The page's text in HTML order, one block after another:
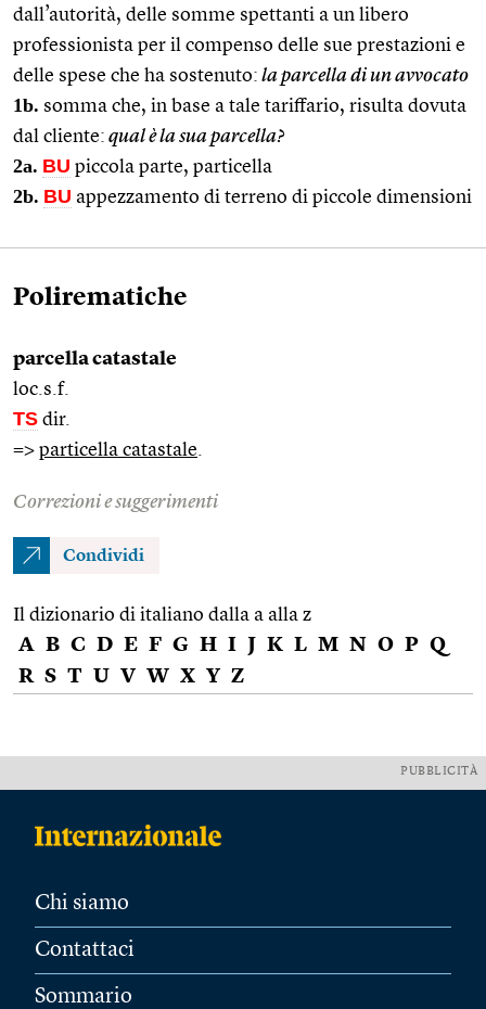
dall’autorità, delle somme spettanti a un libero
professionista per il compenso delle sue prestazioni e
delle spese che ha sostenuto: la parcella di un avvocato
1b. somma che, in base a tale tariffario, risulta dovuta
dal cliente: qual è la sua parcella?
2a. BU piccola parte, particella
2b. BU appezzamento di terreno di piccole dimensioni
Polirematiche
parcella catastale
loc.s.f.
TS dir.
=> particella catastale
Correzioni e suggerimenti
Condividi
Il dizionario di italiano dalla a alla z
A B C D E F G H I J K L M N O P Q
R S T U V W X Y Z
PUBBLICITÀ
Chi siamo
Contattaci
Sommario